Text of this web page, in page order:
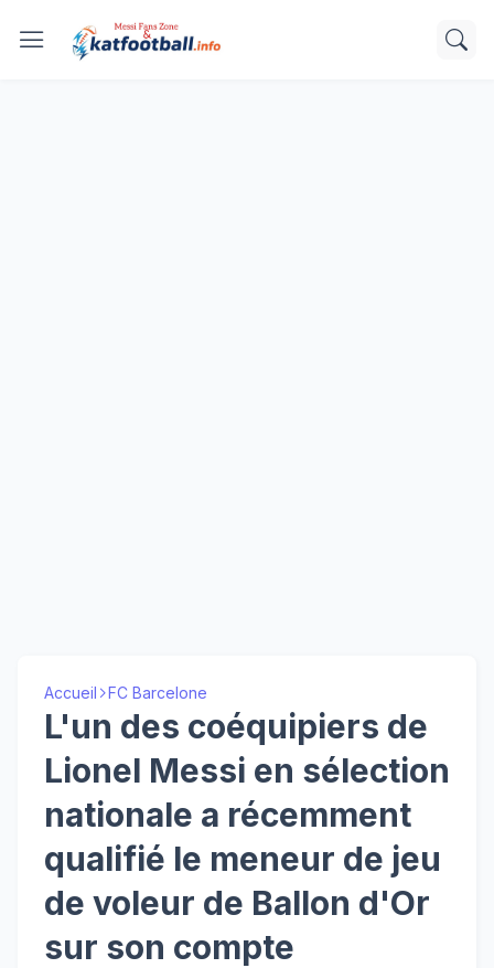
Accueil FC Barcelone
L'un des coéquipiers de
Lionel Messi en sélection
nationale a récemment
qualifié le meneur de jeu
de voleur de Ballon d'Or
sur son compte